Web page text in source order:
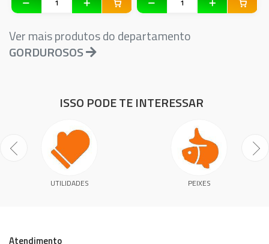
Ver mais produtos do departamento
GORDUROSOS
ISSO PODE TE INTERESSAR
UTILIDADES PEIXES
Atendimento